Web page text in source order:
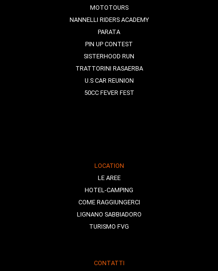
MOTOTOURS
NANNELLI RIDERS ACADEMY
PARATA
PIN UP CONTEST
SISTERHOOD RUN
TRATTORINI RASAERBA
U.S CAR REUNION
50CC FEVER FEST
LOCATION
LE AREE
HOTEL-CAMPING
COME RAGGIUNGERCI
LIGNANO SABBIADORO
TURISMO FVG
CONTATTI